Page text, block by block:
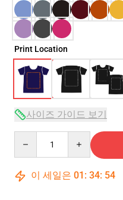
Print Location
사이즈 가이드 보기
이 세일은 01 : 34: 53